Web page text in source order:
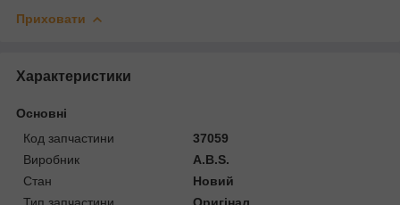
Приховати
Характеристики
Основні
Код запчастини
37059
Виробник
A.B.S.
Стан
Новий
Тип запчастини
Оригінал